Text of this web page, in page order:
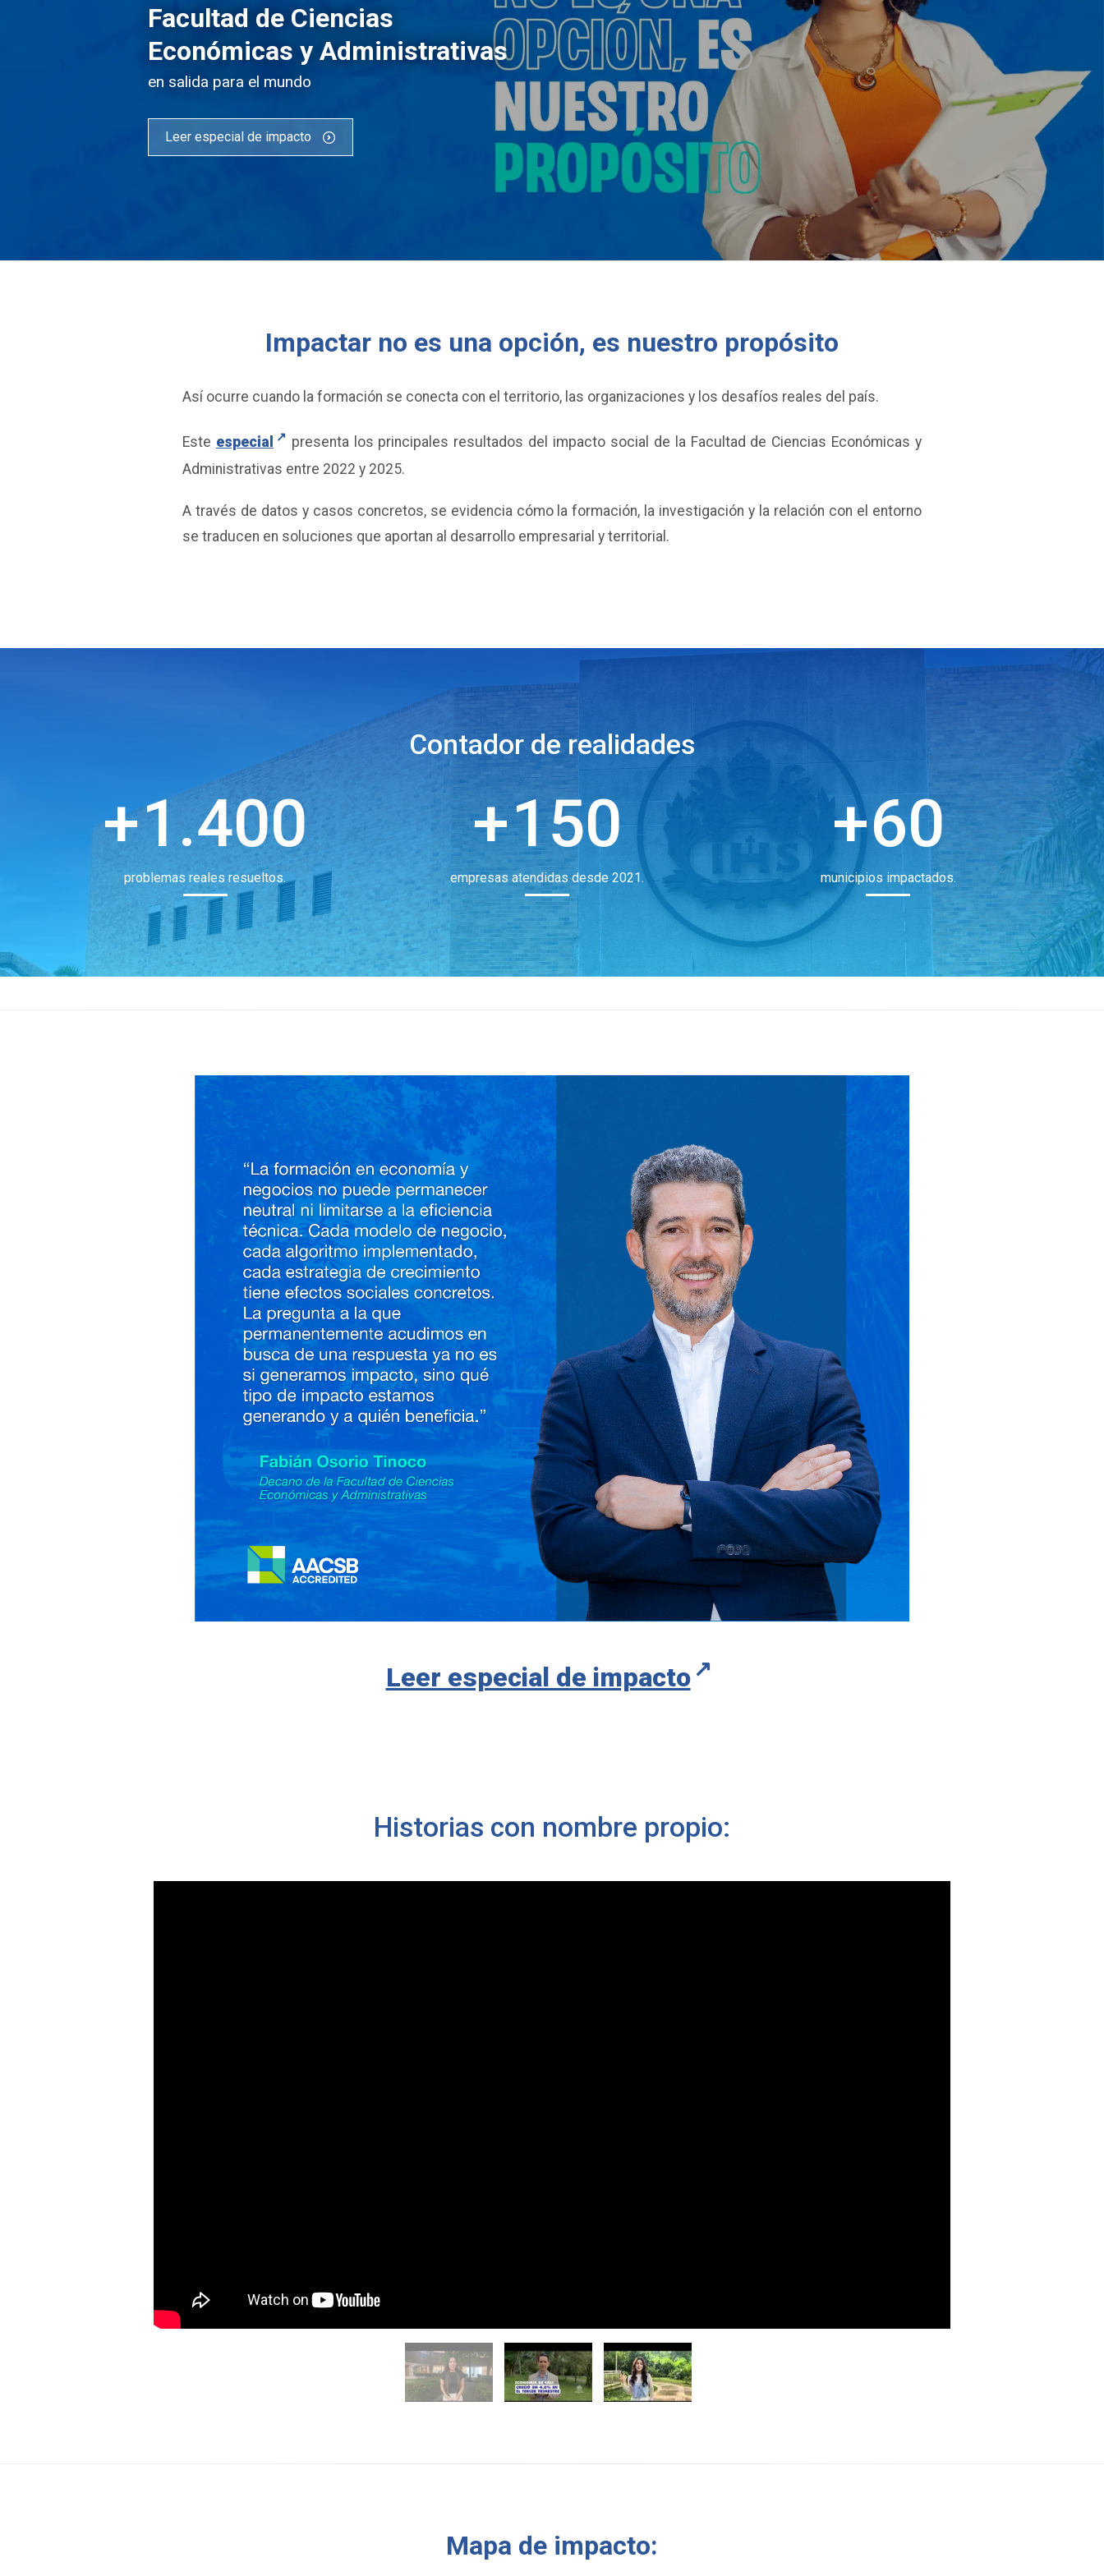
Facultad de Ciencias
Económicas y Administrativas
en salida para el mundo
Leer especial de impacto
Impactar no es una opción, es nuestro propósito
Así ocurre cuando la formación se conecta con el territorio, las organizaciones y los desafíos reales del país.
Este especial
presenta los principales resultados del impacto social de la Facultad de Ciencias Económicas y
Administrativas entre 2022 y 2025.
A través de datos y casos concretos, se evidencia cómo la formación, la investigación y la relación con el entorno
se traducen en soluciones que aportan al desarrollo empresarial y territorial.
Contador de realidades
1.400
problemas reales resueltos.
150
empresas atendidas desde 2021.
60
municipios impactados.
Leer especial de impacto
Historias con nombre propio:
Mapa de impacto: